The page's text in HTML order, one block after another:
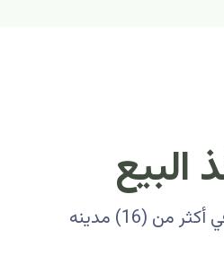
البيع
من (16) مدينه